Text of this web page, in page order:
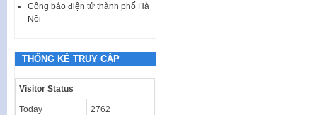
Công báo điện tử thành phố Hà
Nội
THỐNG KÊ TRUY CẬP
Visitor Status
Today 2762